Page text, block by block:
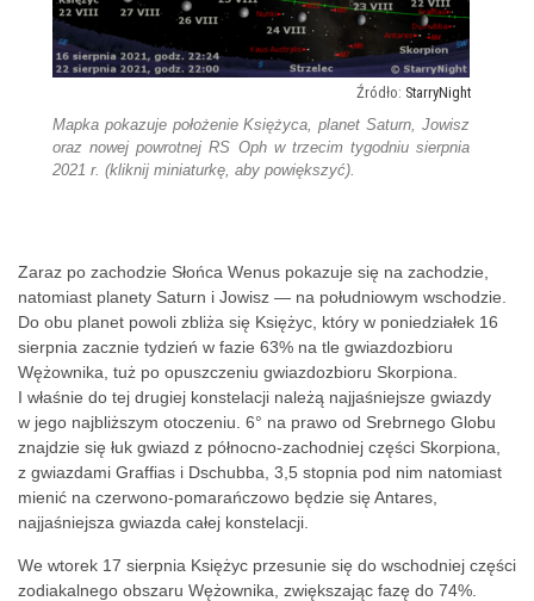
StarryNight
Mapka pokazuje położenie Księżyca, planet Saturn, Jowisz
oraz nowej powrotnej RS Oph w trzecim tygodniu sierpnia
2021 r. (kliknij miniaturkę, aby powiększyć).
Zaraz po zachodzie Słońca Wenus pokazuje się na zachodzie,
natomiast planety Saturn i Jowisz — na południowym wschodzie.
Do obu planet powoli zbliża się Księżyc, który w poniedziałek 16
sierpnia zacznie tydzień w fazie 63% na tle gwiazdozbioru
Wężownika, tuż po opuszczeniu gwiazdozbioru Skorpiona.
I właśnie do tej drugiej konstelacji należą najjaśniejsze gwiazdy
w jego najbliższym otoczeniu. 6° na prawo od Srebrnego Globu
znajdzie się łuk gwiazd z północno-zachodniej części Skorpiona,
z gwiazdami Graffias i Dschubba, 3,5 stopnia pod nim natomiast
mienić na czerwono-pomarańczowo będzie się Antares,
najjaśniejsza gwiazda całej konstelacji.
We wtorek 17 sierpnia Księżyc przesunie się do wschodniej części
zodiakalnego obszaru Wężownika, zwiększając fazę do 74%.